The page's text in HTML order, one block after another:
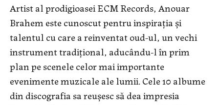
Artist al prodigioasei ECM Records, Anouar
Brahem este cunoscut pentru inspirația și
talentul cu care a reinventat oud-ul, un vechi
instrument tradițional, aducându-l în prim
plan pe scenele celor mai importante
evenimente muzicale ale lumii. Cele 10 albume
din discografia sa reușesc să dea impresia